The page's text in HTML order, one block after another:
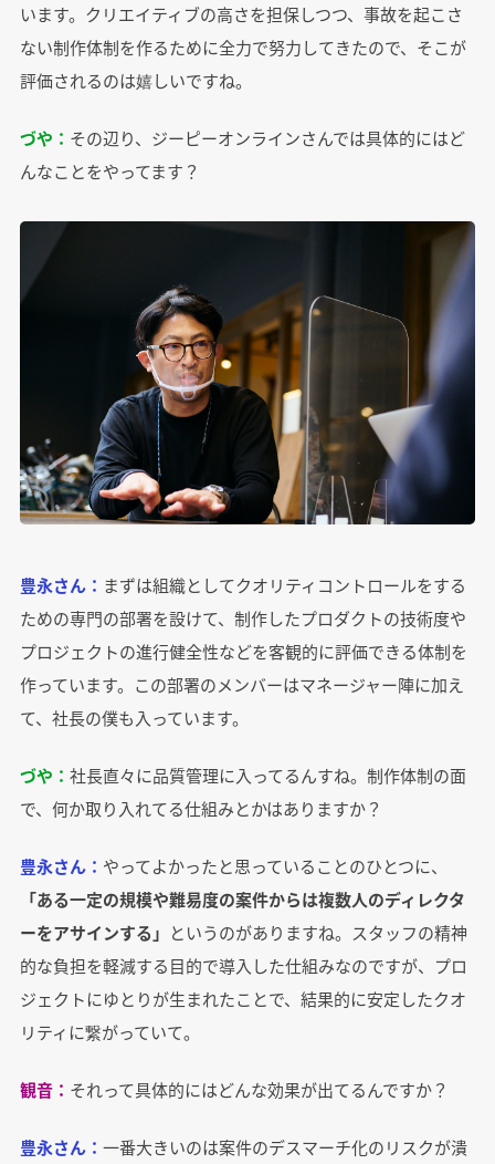
います。クリエイティブの高さを担保しつつ、事故を起こさ
ない制作体制を作るために全力で努力してきたので、そこが
評価されるのは嬉しいですね。
づや： その辺り、ジーピーオンラインさんでは具体的にはど
んなことをやってます？
豊永さん： まずは組織としてクオリティコントロールをする
ための専門の部署を設けて、制作したプロダクトの技術度や
プロジェクトの進行健全性などを客観的に評価できる体制を
作っています。この部署のメンバーはマネージャー陣に加え
て、社長の僕も入っています。
づや： 社長直々に品質管理に入ってるんすね。制作体制の面
で、何か取り入れてる仕組みとかはありますか？
豊永さん： やってよかったと思っていることのひとつに、
「ある一定の規模や難易度の案件からは複数人のディレクタ
ーをアサインする」 というのがありますね。スタッフの精神
的な負担を軽減する目的で導入した仕組みなのですが、プロ
ジェクトにゆとりが生まれたことで、結果的に安定したクオ
リティに繋がっていて。
観音： それって具体的にはどんな効果が出てるんですか？
豊永さん： 一番大きいのは案件のデスマーチ化のリスクが潰